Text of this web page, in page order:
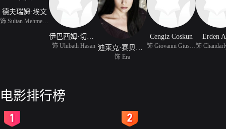
德夫瑞姆·埃文
饰 Sultan Mehmed II
伊巴西姆·切利克科尔
饰 Ulubatli Hasan
饰 Era
Cengiz Coskun
饰 Giovanni Giustiniani
Erden
电影排行榜